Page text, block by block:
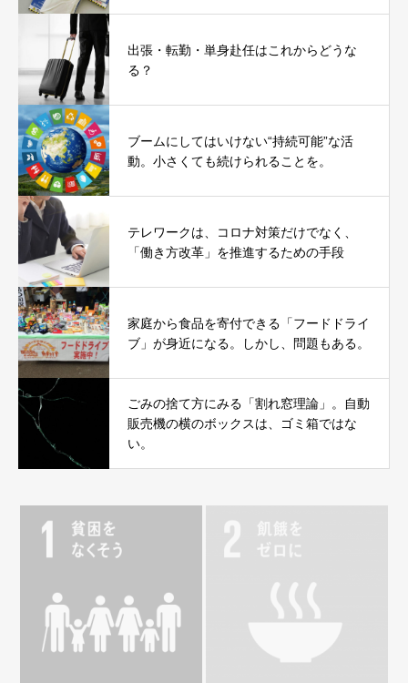
出張・転勤・単身赴任はこれからどうな
る？
ブームにしてはいけない“持続可能”な活
動。小さくても続けられることを。
テレワークは、コロナ対策だけでなく、
「働き方改革」を推進するための手段
家庭から食品を寄付できる「フードドライ
ブ」が身近になる。しかし、問題もある。
ごみの捨て方にみる「割れ窓理論」。自動
販売機の横のボックスは、ゴミ箱ではな
い。